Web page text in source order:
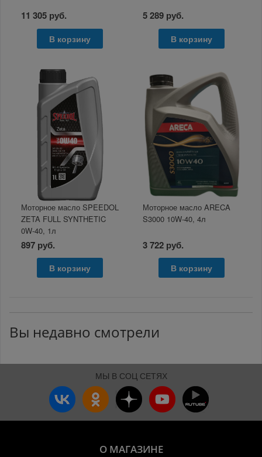
11 305 руб.
В корзину
5 289 руб.
В корзину
Моторное масло SPEEDOL
ZETA FULL SYNTHETIC
0W-40, 1л
897 руб.
В корзину
Моторное масло ARECA
S3000 10W-40, 4л
3 722 руб.
В корзину
Вы недавно смотрели
МЫ В СОЦ СЕТЯХ
О МАГАЗИНЕ